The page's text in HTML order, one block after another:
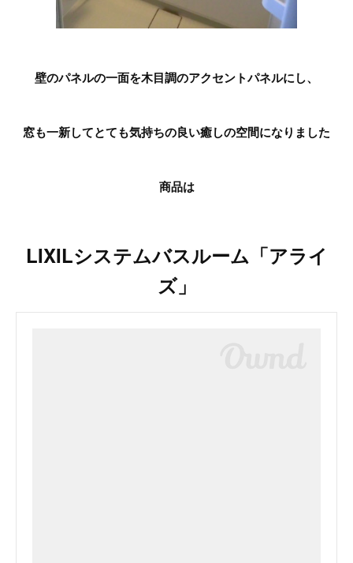
壁のパネルの一面を木目調のアクセントパネルにし、
窓も一新してとても気持ちの良い癒しの空間になりました
商品は
LIXILシステムバスルーム「アライ
ズ」